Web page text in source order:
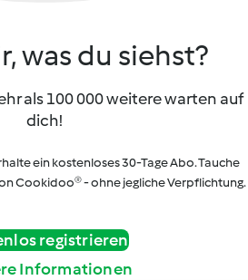
was du siehst?
als 100 000 weitere warten auf
dich!
ein kostenloses 30-Tage Abo. Tauche
Cookidoo® - ohne jegliche Verpflichtung.
registrieren
Informationen